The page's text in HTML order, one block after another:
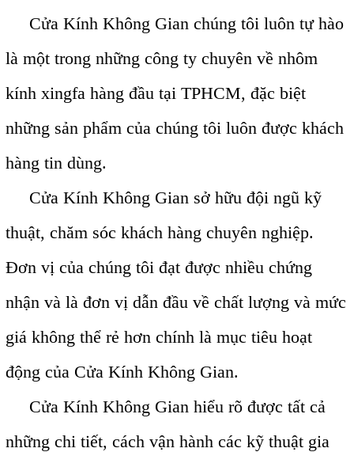
Cửa Kính Không Gian chúng tôi luôn tự hào
là một trong những công ty chuyên về nhôm
kính xingfa hàng đầu tại TPHCM, đặc biệt
những sản phẩm của chúng tôi luôn được khách
hàng tin dùng.
Cửa Kính Không Gian sở hữu đội ngũ kỹ
thuật, chăm sóc khách hàng chuyên nghiệp.
Đơn vị của chúng tôi đạt được nhiều chứng
nhận và là đơn vị dẫn đầu về chất lượng và mức
giá không thể rẻ hơn chính là mục tiêu hoạt
động của Cửa Kính Không Gian.
Cửa Kính Không Gian hiểu rõ được tất cả
những chi tiết, cách vận hành các kỹ thuật gia